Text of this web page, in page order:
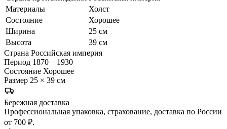
Материалы
Холст
Состояние
Хорошее
Ширина
25 см
Высота
39 см
Страна Российская империя
Период 1870 – 1930
Состояние Хорошее
Размер 25 × 39 см
Бережная доставка
Профессиональная упаковка, страхование, доставка по России
от 700 ₽.